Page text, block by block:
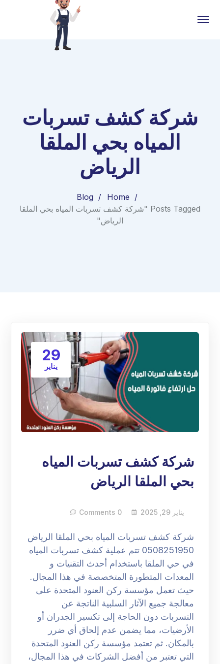
شركة كشف تسربات
المياه بحي الملقا
الرياض
Home
Blog
Posts Tagged "شركة كشف تسربات المياه بحي الملقا
الرياض"
29
يناير
شركة كشف تسربات المياه
بحي الملقا الرياض
يناير 29, 2025 0 Comments
شركة كشف تسربات المياه بحي الملقا الرياض
0508251950 تتم عملية كشف تسربات المياه
في حي الملقا باستخدام أحدث التقنيات و
المعدات المتطورة المتخصصة في هذا المجال.
حيث تعمل مؤسسة ركن العنود المتحدة على
معالجة جميع الآثار السلبية الناتجة عن
التسربات دون الحاجة إلى تكسير الجدران أو
الأرضيات، مما يضمن عدم إلحاق أي ضرر
بالمكان. ثم تعتمد مؤسسة ركن العنود المتحدة
التي تعتبر من أفضل الشركات في هذا المجال،